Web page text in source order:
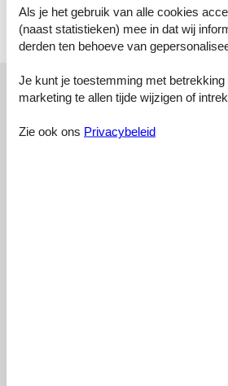
400 m. Tennis 800 m, fietspad 400 m.
Licentienummer: IT009065C24WSIJDA7 /
Externe
Onze gastbeoordelingenExterne
Als je het gebruik van alle cookies
(naast statistieken) mee in dat wij
derden ten behoeve van
Je kunt je toestemming met
marketing te allen tijde wijzigen of
Zie ook ons Privacybeleid